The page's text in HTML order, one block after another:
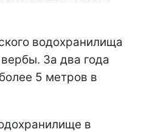
водохранилища
За два года
5 метров в
в